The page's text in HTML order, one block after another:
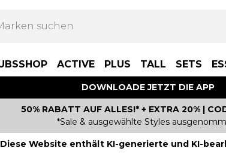
ACTIVE PLUS TALL SETS
DOWNLOADE JETZT DIE APP
50% RABATT AUF ALLES!* + EXTRA 20% |
*Sale & ausgewählte Styles
Diese Website enthält KI-generierte und KI-